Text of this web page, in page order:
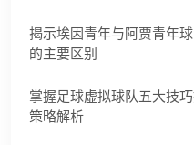
揭示埃因青年与阿贾青年
的主要区别
掌握足球虚拟球队五大技
策略解析